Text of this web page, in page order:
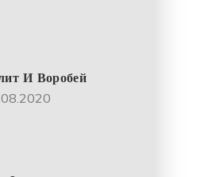
И Воробей